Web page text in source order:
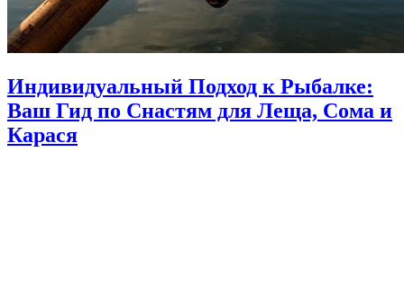
Индивидуальный Подход к Рыбалке:
Ваш Гид по Снастям для Леща, Сома и
Карася